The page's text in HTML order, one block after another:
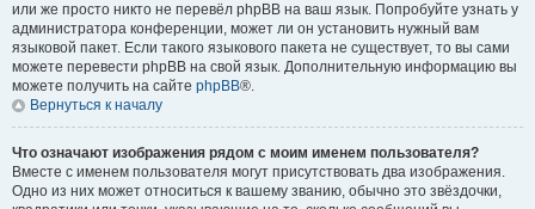
или же просто никто не перевёл phpBB на ваш язык. Попробуйте узнать у
администратора конференции, может ли он установить нужный вам
языковой пакет. Если такого языкового пакета не существует, то вы сами
можете перевести phpBB на свой язык. Дополнительную информацию вы
можете получить на сайте phpBB®.
Вернуться к началу
Что означают изображения рядом с моим именем пользователя?
Вместе с именем пользователя могут присутствовать два изображения.
Одно из них может относиться к вашему званию, обычно это звёздочки,